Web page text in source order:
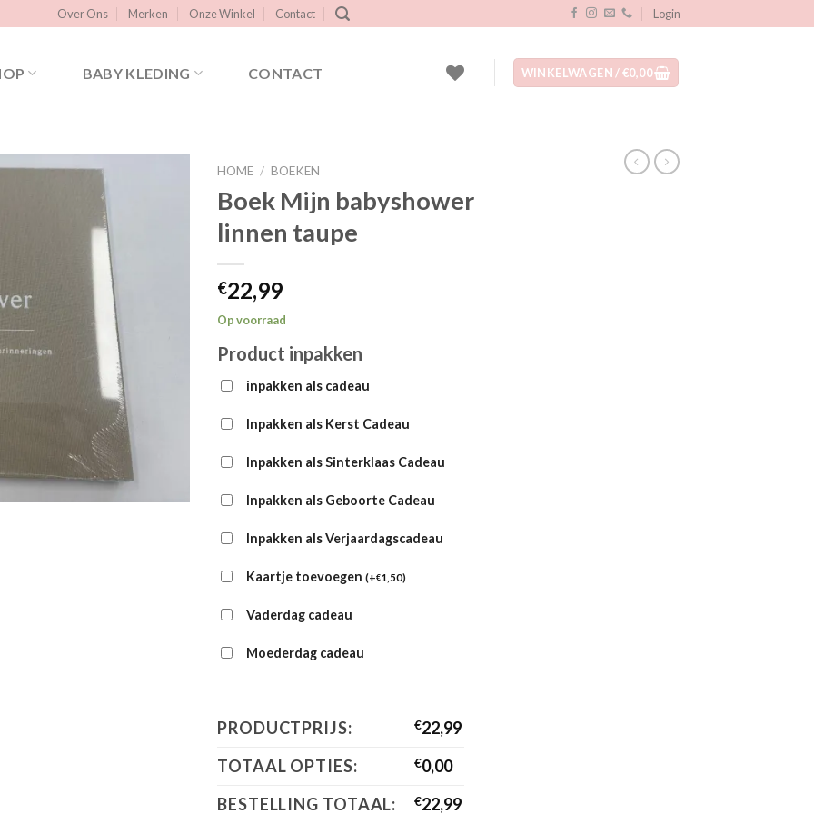
Over Ons Merken Onze Winkel Contact Login
BABY KLEDING CONTACT WINKELWAGEN /€0,00
Toevoegen
verlanglijst
HOME / BOEKEN
Boek Mijn babyshower
linnen taupe
€22,99
Op voorraad
Product inpakken
inpakken als cadeau
Inpakken als Kerst Cadeau
Inpakken als Sinterklaas Cadeau
Inpakken als Geboorte Cadeau
Inpakken als Verjaardagscadeau
Kaartje toevoegen (+€1,50)
Vaderdag cadeau
Moederdag cadeau
PRODUCTPRIJS: €22,99
TOTAAL OPTIES:
€0,00
BESTELLING TOTAAL:
€22,99